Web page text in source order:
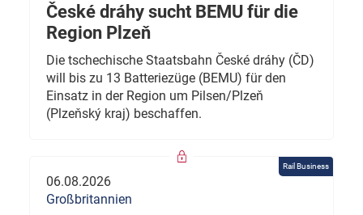
České dráhy sucht BEMU für die
Region Plzeň
Die tschechische Staatsbahn České dráhy (ČD)
will bis zu 13 Batteriezüge (BEMU) für den
Einsatz in der Region um Pilsen/Plzeň
(Plzeňský kraj) beschaffen.
Rail Business
06.08.2026
Großbritannien